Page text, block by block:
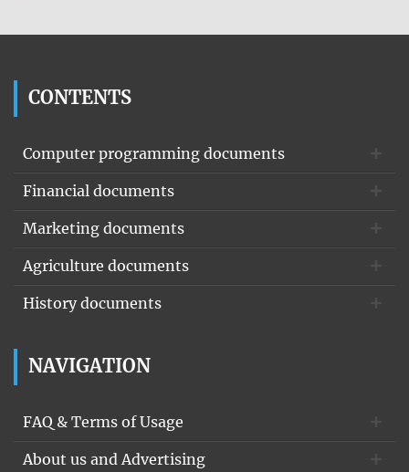
CONTENTS
Computer programming documents
Financial documents
Marketing documents
Agriculture documents
History documents
NAVIGATION
FAQ & Terms of Usage
About us and Advertising